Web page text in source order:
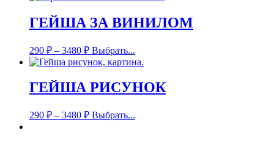
ГЕЙША ЗА ВИНИЛОМ
290 ₽ – 3480 ₽ Выбрать...
ГЕЙША РИСУНОК
290 ₽ – 3480 ₽ Выбрать...